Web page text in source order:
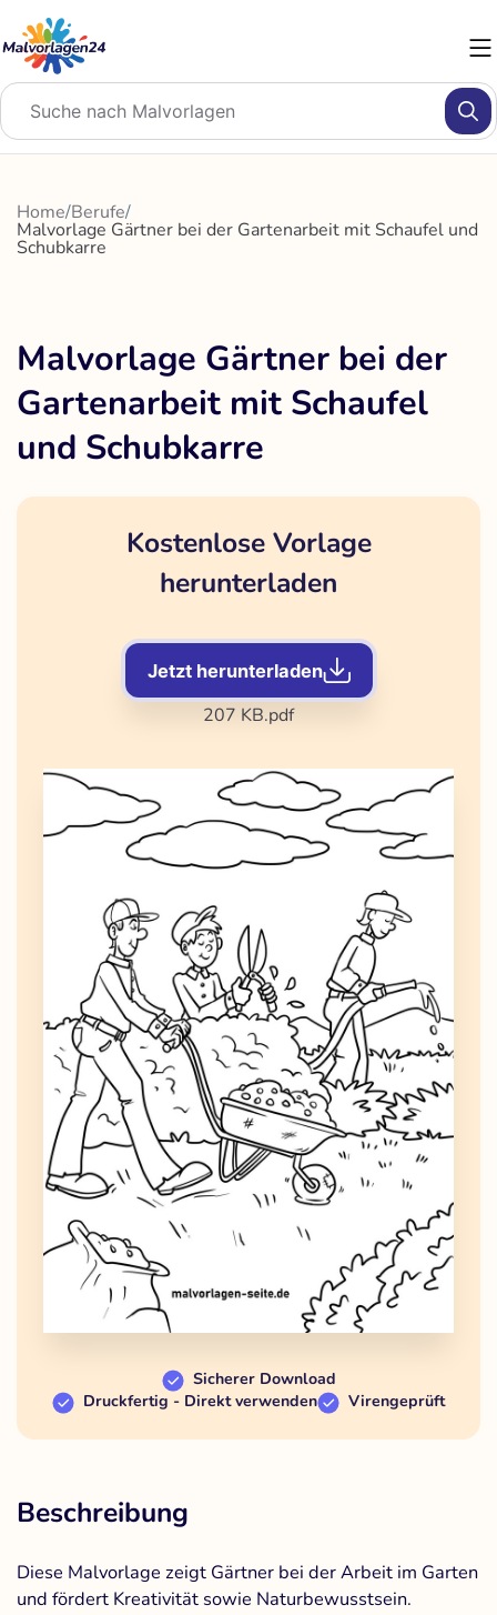
Inhalt
springen
Home/Berufe/
Malvorlage Gärtner bei der Gartenarbeit mit Schaufel und
Schubkarre
Malvorlage Gärtner bei der
Gartenarbeit mit Schaufel
und Schubkarre
Kostenlose Vorlage
herunterladen
Jetzt herunterladen
207 KB.pdf
Sicherer Download
Druckfertig - Direkt verwenden
Virengeprüft
Beschreibung
Diese Malvorlage zeigt Gärtner bei der Arbeit im Garten
und fördert Kreativität sowie Naturbewusstsein.